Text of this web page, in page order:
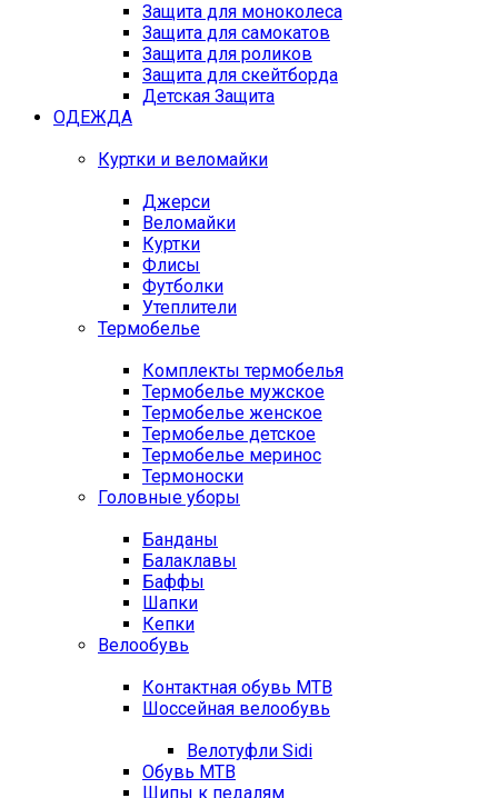
Защита для моноколеса
Защита для самокатов
Защита для роликов
Защита для скейтборда
Детская Защита
ОДЕЖДА
Куртки и веломайки
Джерси
Веломайки
Куртки
Флисы
Футболки
Утеплители
Термобелье
Комплекты термобелья
Термобелье мужское
Термобелье женское
Термобелье детское
Термобелье меринос
Термоноски
Головные уборы
Банданы
Балаклавы
Баффы
Шапки
Кепки
Велообувь
Контактная обувь MTB
Шоссейная велообувь
Велотуфли Sidi
Обувь MTB
Шипы к педалям